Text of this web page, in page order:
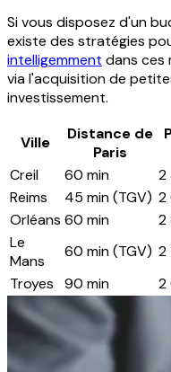
Si vous disposez d'un
existe des stratégies
intelligemment dans ces
via l'acquisition de
investissement.
Ville
Distance de
Paris
Creil
60 min 2
Reims
45 min (TGV) 2
Orléans 60 min 2
Le
Mans
60 min (TGV) 2
Troyes
90 min 2